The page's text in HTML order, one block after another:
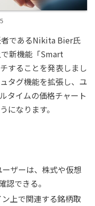
であるNikita Bier氏
新機能「Smart
することを発表しまし
タグ機能を拡張し、ユ
タイムの価格チャート
になります。
ーザーは、株式や仮想
できる。
上で関連する銘柄取